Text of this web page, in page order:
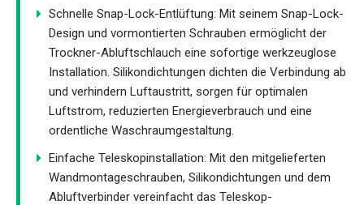
Schnelle Snap-Lock-Entlüftung: Mit seinem Snap-Lock-
Design und vormontierten Schrauben ermöglicht der
Trockner-Abluftschlauch eine sofortige werkzeuglose
Installation. Silikondichtungen dichten die Verbindung ab
und verhindern Luftaustritt, sorgen für optimalen
Luftstrom, reduzierten Energieverbrauch und eine
ordentliche Waschraumgestaltung.
Einfache Teleskopinstallation: Mit den mitgelieferten
Wandmontageschrauben, Silikondichtungen und dem
Abluftverbinder vereinfacht das Teleskop-